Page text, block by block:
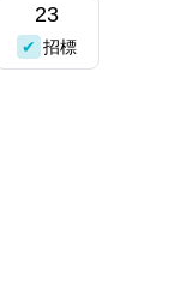
23
招標